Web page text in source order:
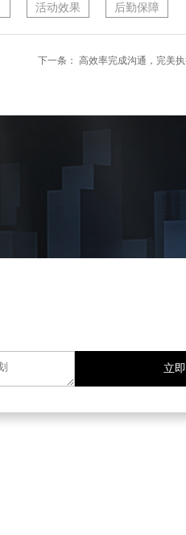
活动效果 后勤保障
下一条： 高效率完成沟通，完美